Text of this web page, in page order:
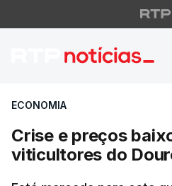
Crise e
ECONOMIA
Crise e preços
viticultores do